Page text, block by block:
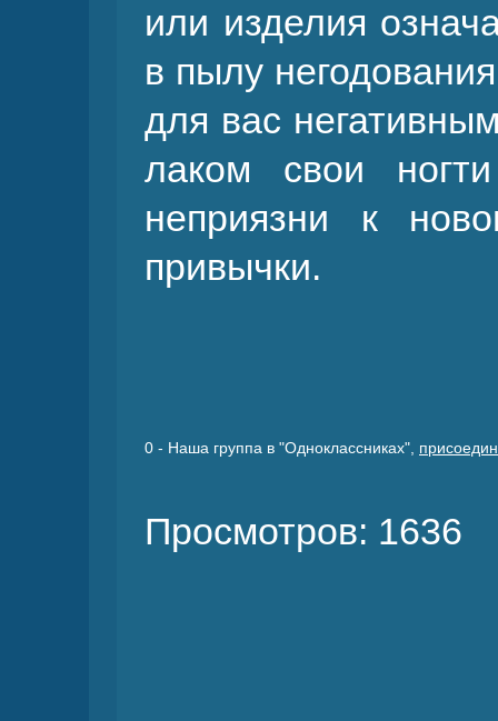
или изделия
в пылу
для вас
лаком свои
неприязни к
привычки.
0 - Наша группа в "Одноклассниках",
Просмотров: 1636